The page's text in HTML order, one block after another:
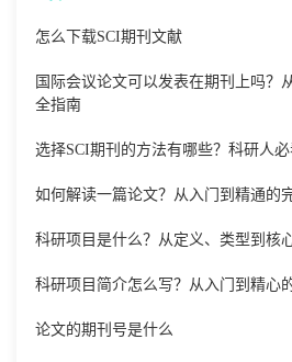
怎么下载SCI期刊文献
国际会议论文可以发表在期刊上吗？
全指南
选择SCI期刊的方法有哪些？科研人
如何解读一篇论文？从入门到精通的
科研项目是什么？从定义、类型到核
科研项目简介怎么写？从入门到精心
论文的期刊号是什么